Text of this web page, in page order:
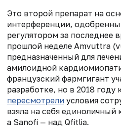
Это второй препарат на
интерференции,
регулятором за последнее
прошлой неделе Amvuttra
предназначенный для
амилоидной
французский фармгигант
разработке, но в 2018 году
пересмотрели условия
взяла на себя
а Sanofi — над Qfitlia.